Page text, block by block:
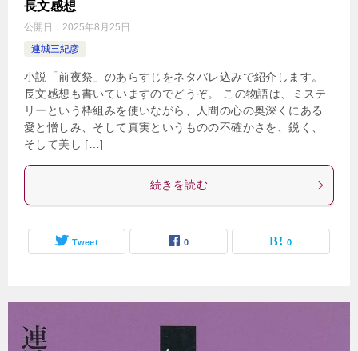
長文感想
公開日： 2025年8月25日
連城三紀彦
小説「前夜祭」のあらすじをネタバレ込みで紹介します。
長文感想も書いていますのでどうぞ。 この物語は、ミステ
リーという枠組みを使いながら、人間の心の奥深くにある
愛と憎しみ、そして真実というものの不確かさを、鋭く、
そして美し […]
続きを読む
Tweet 0 0